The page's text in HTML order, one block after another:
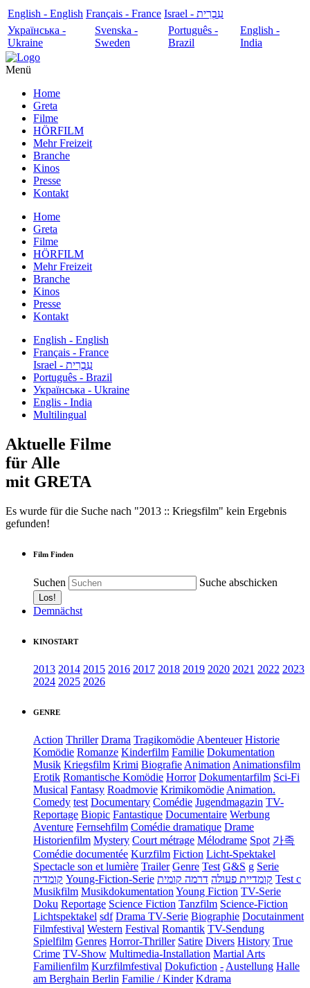
English - English Français - France
עִבְרִית - Israel
Українська -
Ukraine
Svenska -
Sweden
Português -
Brazil
English -
India
Menü
Home
Greta
Filme
HÖRFILM
Mehr Freizeit
Branche
Kinos
Presse
Kontakt
Home
Greta
Filme
HÖRFILM
Mehr Freizeit
Branche
Kinos
Presse
Kontakt
English - English
Français - France
עִבְרִית - Israel
Português - Brazil
Українська - Ukraine
Englis - India
Multilingual
Aktuelle Filme
für Alle
mit GRETA
Es wurde für die Suche nach "2013 :: Kriegsfilm" kein Ergebnis
gefunden!
Film Finden
Suchen Suche abschicken
Demnächst
KINOSTART
2013 2014 2015 2016 2017 2018 2019 2020 2021 2022 2023
2024 2025 2026
GENRE
Action Thriller Drama Tragikomödie Abenteuer Historie
Komödie Romanze Kinderfilm Familie Dokumentation
Musik Kriegsfilm Krimi Biografie Animation Animationsfilm
Erotik Romantische Komödie Horror Dokumentarfilm Sci-Fi
Musical Fantasy Roadmovie Krimikomödie Animation.
Comedy test Documentary Comédie Jugendmagazin TV-
Reportage Biopic Fantastique Documentaire Werbung
Aventure Fernsehfilm Comédie dramatique Drame
Historienfilm Mystery Court métrage Mélodrame Spot 가족
Comédie documentée Kurzfilm Fiction Licht-Spektakel
Spectacle son et lumière Trailer Genre Test G&S g Serie
קומדיה Young-Fiction-Serie קומדיית פעולה דרמה קומית
Test c
Musikfilm Musikdokumentation Young Fiction TV-Serie
Doku Reportage Science Fiction Tanzfilm Science-Fiction
Lichtspektakel sdf Drama TV-Serie Biographie Docutainment
Filmfestival Western Festival Romantik TV-Sendung
Spielfilm Genres Horror-Thriller Satire Divers History True
Crime TV-Show Multimedia-Installation Martial Arts
Familienfilm Kurzfilmfestival Dokufiction - Austellung Halle
am Berghain Berlin Familie / Kinder Kdrama